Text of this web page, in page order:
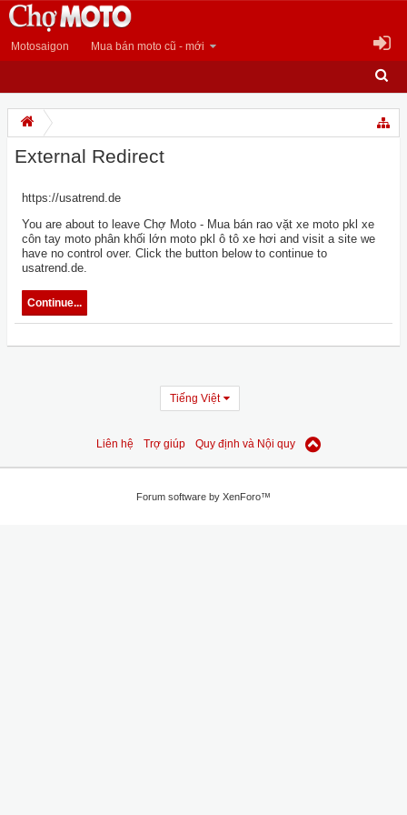
Motosaigon Mua bán moto cũ - mới
External Redirect
https://usatrend.de
You are about to leave Chợ Moto - Mua bán rao vặt xe moto pkl xe
côn tay moto phân khối lớn moto pkl ô tô xe hơi and visit a site we
have no control over. Click the button below to continue to
usatrend.de.
Continue...
Tiếng Việt
Liên hệ Trợ giúp Quy định và Nội quy
Forum software by XenForo™